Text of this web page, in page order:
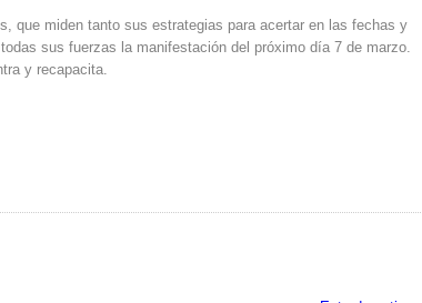
que miden tanto sus estrategias para acertar en las fechas y
sus fuerzas la manifestación del próximo día 7 de marzo.
y recapacita.